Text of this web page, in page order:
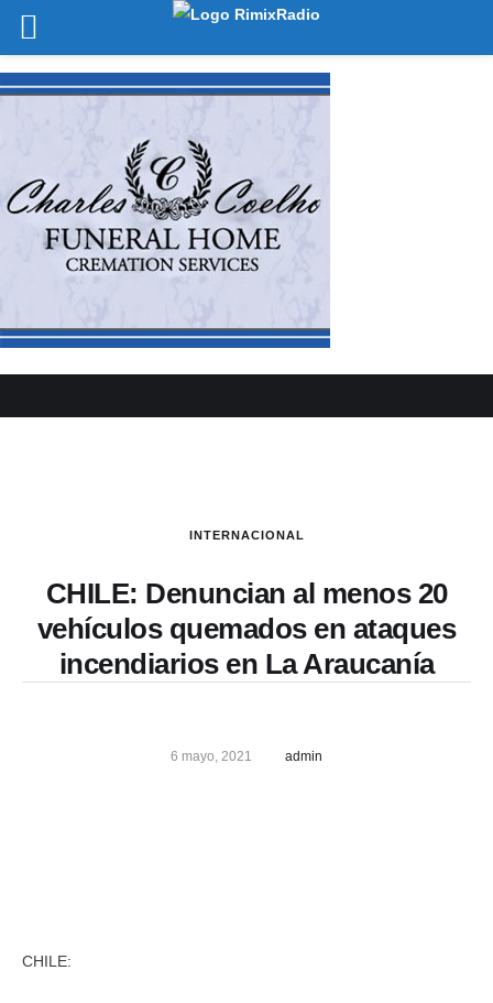
INTERNACIONAL
CHILE: Denuncian al menos 20
vehículos quemados en ataques
incendiarios en La Araucanía
6 mayo, 2021 admin
CHILE: